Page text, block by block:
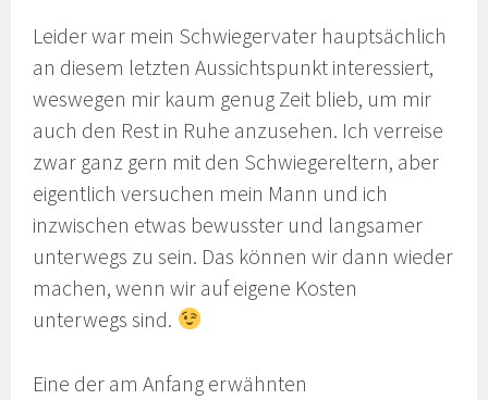
Leider war mein Schwiegervater hauptsächlich
an diesem letzten Aussichtspunkt interessiert,
weswegen mir kaum genug Zeit blieb, um mir
auch den Rest in Ruhe anzusehen. Ich verreise
zwar ganz gern mit den Schwiegereltern, aber
eigentlich versuchen mein Mann und ich
inzwischen etwas bewusster und langsamer
unterwegs zu sein. Das können wir dann wieder
machen, wenn wir auf eigene Kosten
unterwegs sind.
Eine der am Anfang erwähnten